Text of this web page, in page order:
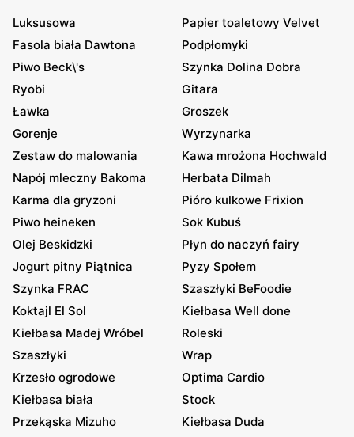
Luksusowa
Papier toaletowy Velvet
Fasola biała Dawtona
Podpłomyki
Piwo Beck\'s
Szynka Dolina Dobra
Ryobi
Gitara
Ławka
Groszek
Gorenje
Wyrzynarka
Zestaw do malowania
Kawa mrożona Hochwald
Napój mleczny Bakoma
Herbata Dilmah
Karma dla gryzoni
Pióro kulkowe Frixion
Piwo heineken
Sok Kubuś
Olej Beskidzki
Płyn do naczyń fairy
Jogurt pitny Piątnica
Pyzy Społem
Szynka FRAC
Szaszłyki BeFoodie
Koktajl El Sol
Kiełbasa Well done
Kiełbasa Madej Wróbel
Roleski
Szaszłyki
Wrap
Krzesło ogrodowe
Optima Cardio
Kiełbasa biała
Stock
Przekąska Mizuho
Kiełbasa Duda